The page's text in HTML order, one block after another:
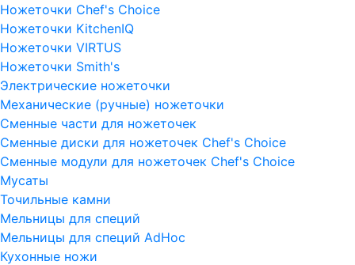
Ножеточки Chef's Choice
Ножеточки KitchenIQ
Ножеточки VIRTUS
Ножеточки Smith's
Электрические ножеточки
Механические (ручные) ножеточки
Сменные части для ножеточек
Сменные диски для ножеточек Chef's Choice
Сменные модули для ножеточек Chef's Choice
Мусаты
Точильные камни
Мельницы для специй
Мельницы для специй AdHoc
Кухонные ножи